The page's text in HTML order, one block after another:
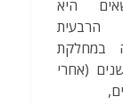
היא
הרבעית
במחלקת
(אחרי